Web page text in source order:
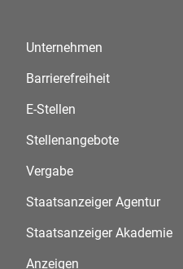
Unternehmen
Barrierefreiheit
E-Stellen
Stellenangebote
Vergabe
Staatsanzeiger Agentur
Staatsanzeiger Akademie
Anzeigen